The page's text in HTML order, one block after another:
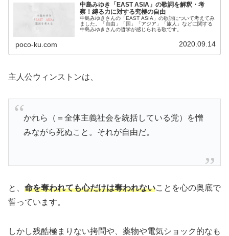
中島みゆき「EAST ASIA」の歌詞を解釈・考
察！縛る力に対する究極の自由
中島みゆきさんの「EAST ASIA」の歌詞について考えてみ
ました。「自由」「国」「アジア」「旅人」などに関する
中島みゆきさんの哲学が感じられる歌です。
poco-ku.com 2020.09.14
主人公ウィンストンは、
かれら（＝全体主義社会を統括している党）を憎
みながら死ぬこと。それが自由だ。
と、 命を奪われても心だけは奪われないことを心の奥底で
誓っています。
しかし残酷極まりない拷問や、薬物や電気ショック的なも